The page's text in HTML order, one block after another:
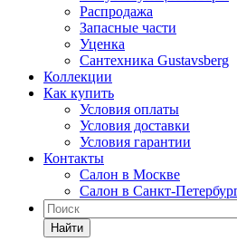
Распродажа
Запасные части
Уценка
Сантехника Gustavsberg
Коллекции
Как купить
Условия оплаты
Условия доставки
Условия гарантии
Контакты
Салон в Москве
Салон в Санкт-
Найти